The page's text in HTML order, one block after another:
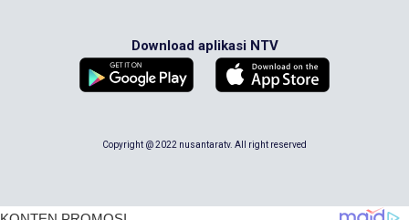
Download aplikasi NTV
Copyright @ 2022 nusantaratv. All right reserved